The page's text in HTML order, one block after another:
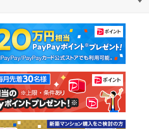
す
中古マンション
中古一戸建て
土地
教えて！住まいの先生